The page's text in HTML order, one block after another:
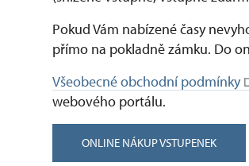
Pokud Vám nabízené časy
přímo na pokladně zámku. Do
Všeobecné obchodní podmínky
webového portálu.
ONLINE NÁKUP VSTUPENEK